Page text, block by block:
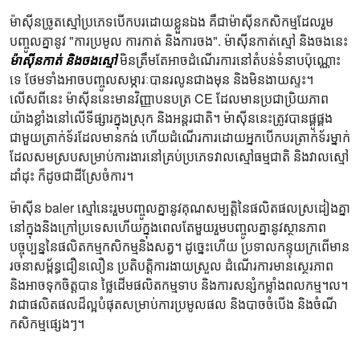
ម៉ាស៊ីនច្រូតស្មៅប្រភេទបើកបរដោយខ្លួនឯង គឺជាម៉ាស៊ីនកសិកម្មដែលរួម
បញ្ចូលគ្នានូវ "ការប្រមូល ការកាត់ និងការចង". ម៉ាស៊ីនកាត់ស្មៅ និងចងនេះ
ម៉ាស៊ីនកាត់ និងចងស្មៅមិនត្រឹមតែអាចដំណើរការនៅតំបន់ទំនាបប៉ុណ្ណោះ
ទេ ថែមទាំងអាចបញ្ចូលសម្ភារៈបានរលូនជាងមុន និងមិនងាយស្ទះ។
លើសពីនេះ ម៉ាស៊ីននេះមានវិញ្ញាបនបត្រ CE ដែលមានប្រជាប្រិយភាព
យ៉ាងខ្លាំងនៅលើទីផ្សារក្នុងស្រុក និងអន្តរជាតិ។ ម៉ាស៊ីននេះត្រូវបានផ្គូផ្គង
ជាមួយត្រាក់ទ័រដែលមានកង់ ហើយដំណើរការដោយអ្នកបើកបរត្រាក់ទ័រម្នាក់
ដែលសមស្របសម្រាប់ការងារនៅគ្រប់ប្រភេទវាលស្មៅធម្មជាតិ និងវាលស្មៅ
ដាំដុះ ក៏ដូចជាដីស្រែចំការ។
ម៉ាស៊ីន baler ស្មៅនេះរួមបញ្ចូលគ្នានូវគុណសម្បត្តិនៃផលិតផលស្រដៀងគ្នា
នៅក្នុងនិងក្រៅប្រទេសហើយក្នុងពេលតែមួយរួមបញ្ចូលគ្នានូវស្ថានភាព
បច្ចុប្បន្ននៃផលិតកម្មកសិកម្មនិងសត្វ។ ដូច្នេះហើយ ប្រទាលកន្ទុយក្រពើមាន
រចនាសម្ព័ន្ធជឿនលឿន ប្រតិបត្តិការងាយស្រួល ដំណើរការមានស្ថេរភាព
និងអាចទុកចិត្តបាន ថ្លៃដើមផលិតកម្មទាប និងការសន្សំកម្លាំងពលកម្ម។ល។
វាជាផលិតផលដ៏ល្អបំផុតសម្រាប់ការប្រមូលផល និងបាចចំបើង និងចំណី
កសិកម្មផ្សេងៗ។